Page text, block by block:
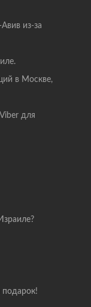
из-за
в Москве,
для